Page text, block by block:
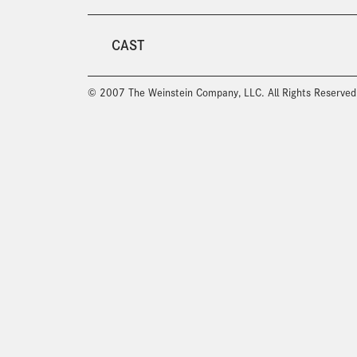
CAST
© 2007 The Weinstein Company, LLC. All Rights